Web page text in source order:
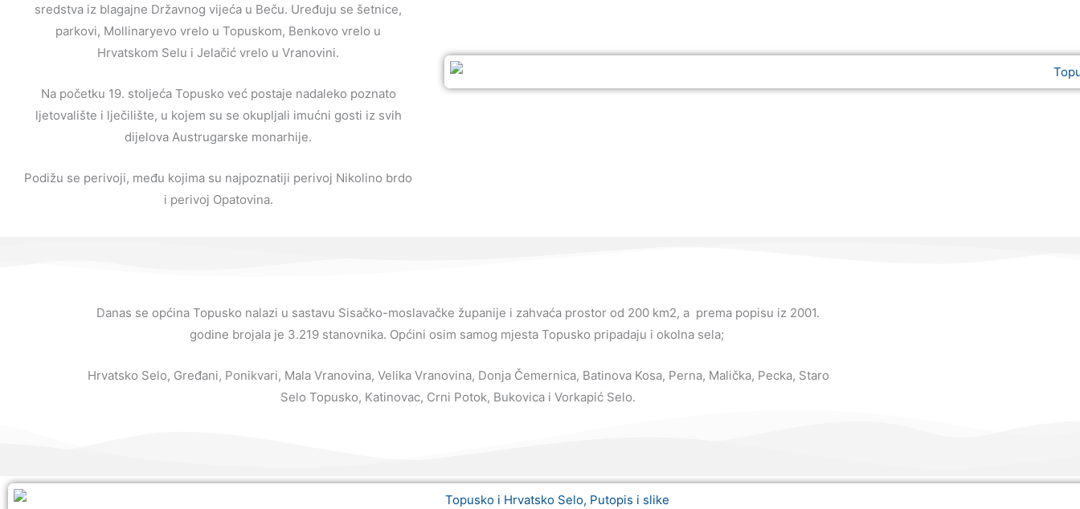
sredstva iz blagajne Državnog vijeća u Beču. Uređuju se šetnice,
parkovi, Mollinaryevo vrelo u Topuskom, Benkovo vrelo u
Hrvatskom Selu i Jelačić vrelo u Vranovini.
Na početku 19. stoljeća Topusko već postaje nadaleko poznato
ljetovalište i lječilište, u kojem su se okupljali imućni gosti iz svih
dijelova Austrugarske monarhije.
Podižu se perivoji, među kojima su najpoznatiji perivoj Nikolino brdo
i perivoj Opatovina.
Danas se općina Topusko nalazi u sastavu Sisačko-moslavačke županije i zahvaća prostor od 200 km2, a prema popisu iz 2001.
godine brojala je 3.219 stanovnika. Općini osim samog mjesta Topusko pripadaju i okolna sela;
Hrvatsko Selo, Gređani, Ponikvari, Mala Vranovina, Velika Vranovina, Donja Čemernica, Batinova Kosa, Perna, Malička, Pecka, Staro
Selo Topusko, Katinovac, Crni Potok, Bukovica i Vorkapić Selo.